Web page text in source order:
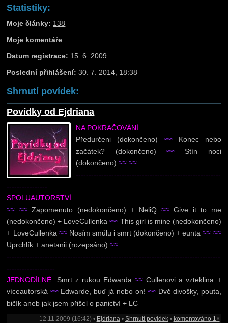
Statistiky:
Moje články: 138
Moje komentáře
Datum registrace: 15. 6. 2009
Poslední přihlášení: 30. 7. 2014, 18:38
Shrnutí povídek:
Povídky od Ejdriana
NA POKRAČOVÁNÍ:
Předurčeni (dokončeno) ≈≈ Konec nebo
začátek? (dokončeno) ≈≈ Stín noci
(dokončeno) ≈≈≈≈
---------------------------------------------------------
----------------
SPOLUAUTORSTVÍ:
≈≈ ≈≈Zapomenuto (nedokončeno) + NeliQ ≈≈Give it to me
(nedokončeno) + LoveCullenka ≈≈ This girl is mine (nedokončeno)
+ LoveCullenka ≈≈ Nosím smůlu i smrt (dokončeno) + eunta≈≈ ≈≈
Uprchlík + anetanii (rozepsáno) ≈≈
------------------------------------------------------------------------------------
-------------------
JEDNODÍLNÉ: Smrt z rukou Edwarda ≈≈Cullenovi a vzteklina +
víceautorská ≈≈ Edwarde, buď já nebo on!≈≈ Dvě divošky, pouta,
bičík aneb jak jsem přišel o panictví + LC
12.11.2009 (16:42) • Ejdriana• Shrnutí povídek• komentováno 1×